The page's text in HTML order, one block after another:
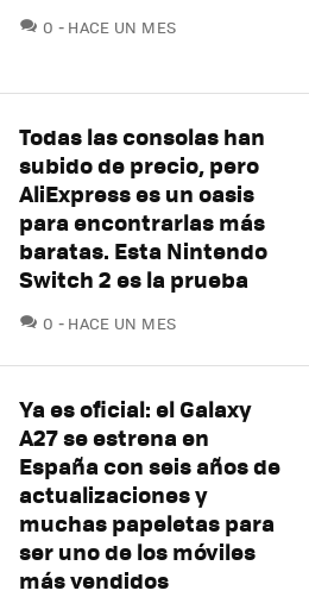
0 COMENTARIOS
HACE UN MES
Todas las consolas han
subido de precio, pero
AliExpress es un oasis
para encontrarlas más
baratas. Esta Nintendo
Switch 2 es la prueba
0 COMENTARIOS
HACE UN MES
Ya es oficial: el Galaxy
A27 se estrena en
España con seis años de
actualizaciones y
muchas papeletas para
ser uno de los móviles
más vendidos